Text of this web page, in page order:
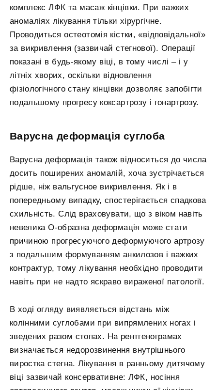
комплекс ЛФК та ​​масаж кінцівки. При важких
аномаліях лікування тільки хірургічне.
Проводиться остеотомія кістки, «відповідальної»
за викривлення (зазвичай стегнової). Операції
показані в будь-якому віці, в тому числі – і у
літніх хворих, оскільки відновлення
фізіологічного стану кінцівки дозволяє запобігти
подальшому прогресу коксартрозу і гонартрозу.
Варусна деформація суглоба
Варусна деформація також відноситься до числа
досить поширених аномалій, хоча зустрічається
рідше, ніж вальгусное викривлення. Як і в
попередньому випадку, спостерігається спадкова
схильність. Слід враховувати, що з віком навіть
невелика О-образна деформація може стати
причиною прогресуючого деформуючого артрозу
з подальшим формуванням анкилозов і важких
контрактур, тому лікування необхідно проводити
навіть при не надто яскраво вираженої патології.
В ході огляду виявляється відстань між
колінними суглобами при випрямлених ногах і
зведених разом стопах. На рентгенограмах
визначається недорозвинення внутрішнього
виростка стегна. Лікування в ранньому дитячому
віці зазвичай консервативне: ЛФК, носіння